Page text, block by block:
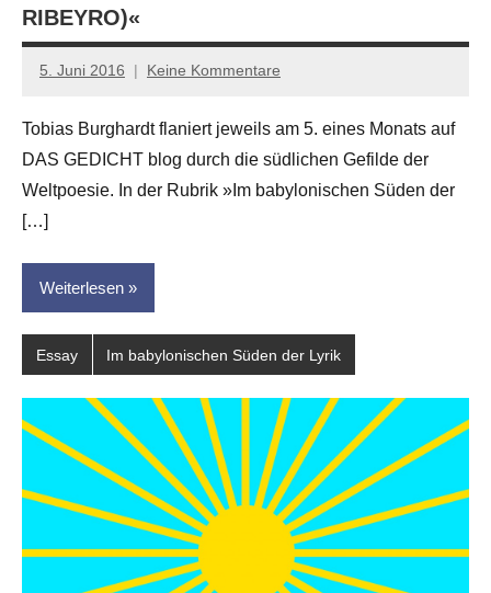
RIBEYRO)«
5. Juni 2016
Anton
Leitner
Keine Kommentare
Tobias Burghardt flaniert jeweils am 5. eines Monats auf
DAS GEDICHT blog durch die südlichen Gefilde der
Weltpoesie. In der Rubrik »Im babylonischen Süden der
[…]
Weiterlesen
Essay Im babylonischen Süden der Lyrik